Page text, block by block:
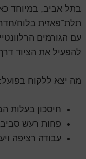
בתל אביב, במיוחד
תלת־פאזית בלוח/
עם הגורמים
להפעיל את הציוד
מה יצא ללקוח בפועל:
חיסכון בעלות
פחות רעש
עבודה רציפה